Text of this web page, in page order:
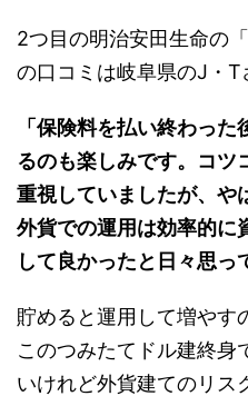
2つ目の明治安田生命の
の口コミは岐阜県のJ・T
「保険料を払い終わっ
るのも楽しみです。コツ
重視していましたが、や
外貨での運用は効率的に
して良かったと日々思っ
貯めると運用して増やす
このつみたてドル建終身
いけれど外貨建てのリス